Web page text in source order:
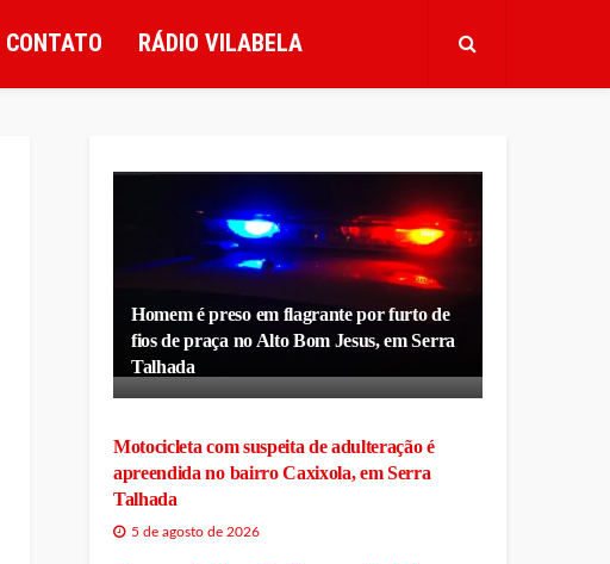
CONTATO RÁDIO VILABELA
Homem é preso em flagrante por furto de
fios de praça no Alto Bom Jesus, em Serra
Talhada
Motocicleta com suspeita de adulteração é
apreendida no bairro Caxixola, em Serra
Talhada
5 de agosto de 2026